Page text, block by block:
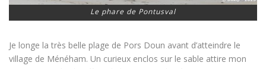
Le phare de Pontusval
Je longe la très belle plage de Pors Doun avant d’atteindre le
village de Ménéham. Un curieux enclos sur le sable attire mon